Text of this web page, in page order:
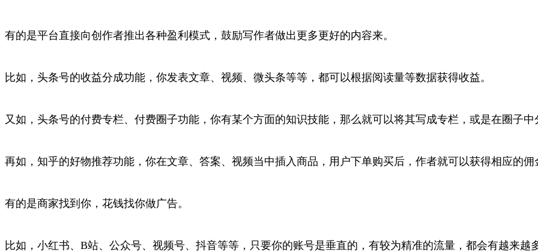
有的是平台直接向创作者推出各种盈利模式，鼓励写作者做出更多更好的内容来。
比如，头条号的收益分成功能，你发表文章、视频、微头条等等，都可以根据阅读量等数据获得收益。
又如，头条号的付费专栏、付费圈子功能，你有某个方面的知识技能，那么就可以将其写成专栏，或是在圈子
再如，知乎的好物推荐功能，你在文章、答案、视频当中插入商品，用户下单购买后，作者就可以获得相应的
有的是商家找到你，花钱找你做广告。
比如，小红书、B站、公众号、视频号、抖音等等，只要你的账号是垂直的，有较为精准的流量，都会有越来越